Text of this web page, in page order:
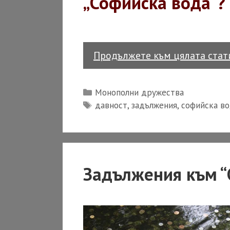
Продължете към цялата
Categories
Монополни дружества
Tags
давност,задължения,софийска
Задължения към